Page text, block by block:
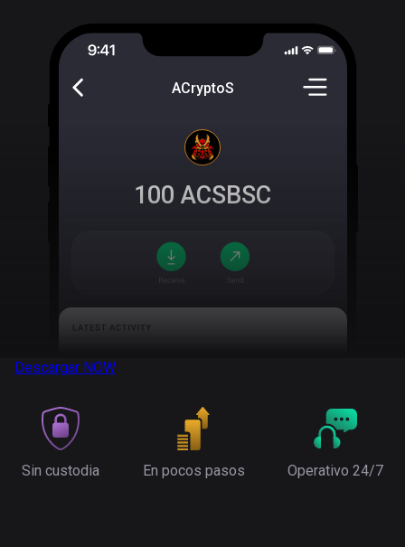
ACryptoS
100 ACSBSC
Descargar NOW
Sin custodia En pocos pasos Operativo 24/7